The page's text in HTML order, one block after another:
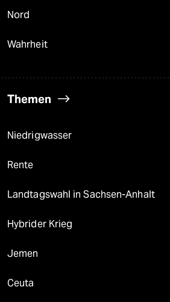
Nord
Wahrheit
Themen
Niedrigwasser
Rente
Landtagswahl in Sachsen-Anhalt
Hybrider Krieg
Jemen
Ceuta